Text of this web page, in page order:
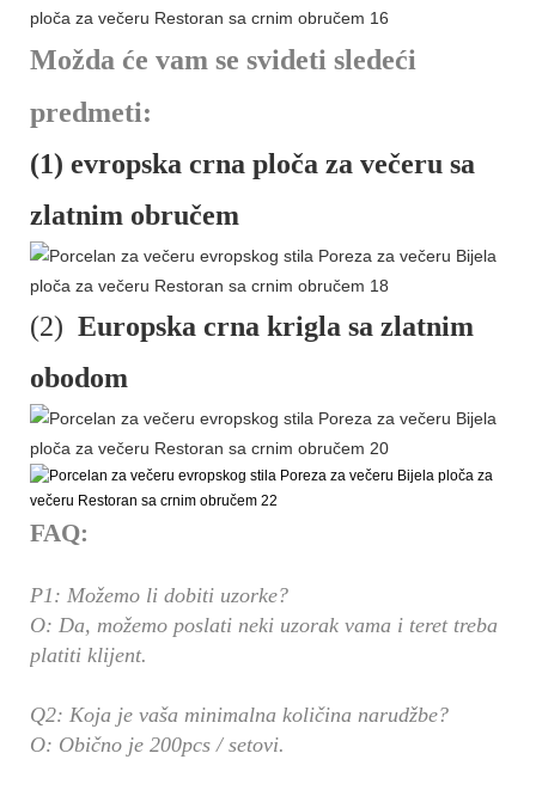
Možda će vam se svideti sledeći
predmeti:
(1) evropska crna ploča za večeru sa
zlatnim obručem
(2) Europska crna krigla sa zlatnim
obodom
FAQ:
P1: Možemo li dobiti uzorke?
O: Da, možemo poslati neki uzorak vama i teret treba
platiti klijent.
Q2: Koja je vaša minimalna količina narudžbe?
O: Obično je 200pcs / setovi.